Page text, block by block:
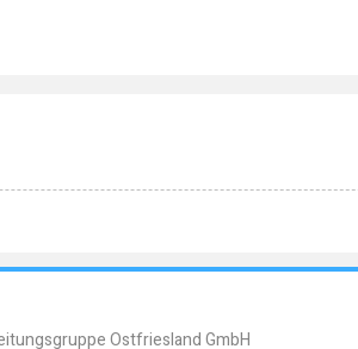
Ostfriesland GmbH